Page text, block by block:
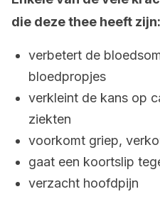
die deze thee heeft zijn:
verbetert de
bloedpropjes
verkleint de kans op
ziekten
voorkomt griep,
gaat een koortslip
verzacht hoofdpijn